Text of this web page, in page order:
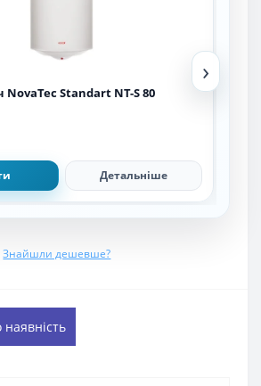
Водонагрівач NovaTec Standart NT-S 80
Детальніше
›
Знайшли дешевше?